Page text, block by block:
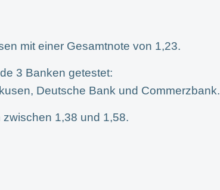
mit einer Gesamtnote von 1,23.
3 Banken getestet:
Deutsche Bank und Commerzbank.
1,38 und 1,58.